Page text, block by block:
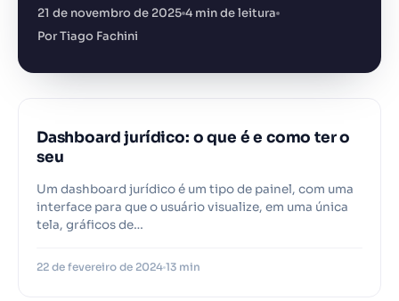
21 de novembro de 2025 4 min de leitura
Por Tiago Fachini
Dashboard jurídico: o que é e como ter o
seu
Um dashboard jurídico é um tipo de painel, com uma
interface para que o usuário visualize, em uma única
tela, gráficos de…
22 de fevereiro de 2024 13 min